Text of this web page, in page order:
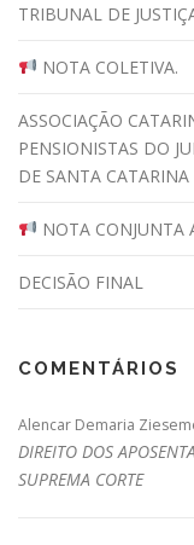
TRIBUNAL DE
NOTA COLETIVA.
ASSOCIAÇÃO
PENSIONISTAS DO
DE SANTA CATARINA
NOTA CONJUNTA
DECISÃO FINAL
COMENTÁRIOS
Alencar Demaria
DIREITO DOS
SUPREMA CORTE